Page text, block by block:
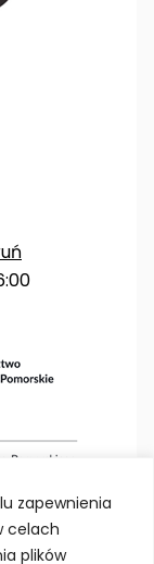
zapewnienia
celach
plików